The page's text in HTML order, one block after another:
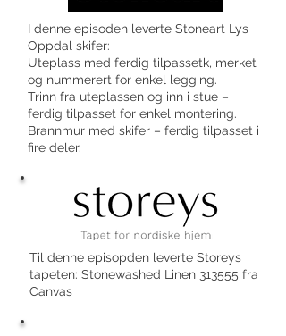
I denne episoden leverte Stoneart Lys
Oppdal skifer:
Uteplass med ferdig tilpassetk, merket
og nummerert for enkel legging.
Trinn fra uteplassen og inn i stue –
ferdig tilpasset for enkel montering.
Brannmur med skifer – ferdig tilpasset i
fire deler.
Til denne episopden leverte Storeys
tapeten: Stonewashed Linen 313555 fra
Canvas